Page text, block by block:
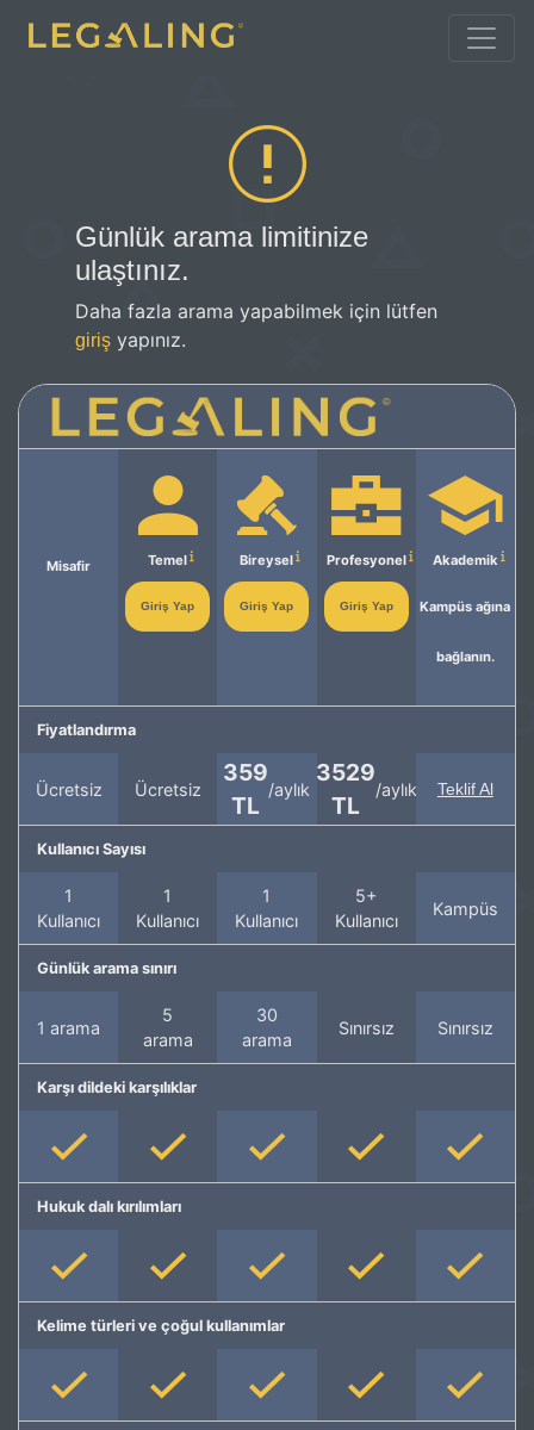
Günlük arama limitinize
ulaştınız.
Daha fazla arama yapabilmek için lütfen
giriş yapınız.
Misafir Temel
Giriş Yap
Bireysel
Giriş Yap
Profesyonel
Giriş Yap
Akademik
Kampüs ağına
bağlanın.
Fiyatlandırma
Ücretsiz Ücretsiz
359
TL
/aylık
3529
TL
/aylık Teklif Al
Kullanıcı Sayısı
1
Kullanıcı
1
Kullanıcı
1
Kullanıcı
5+
Kullanıcı
Kampüs
Günlük arama sınırı
1 arama
5
arama
30
arama
Sınırsız Sınırsız
Karşı dildeki karşılıklar
Hukuk dalı kırılımları
Kelime türleri ve çoğul kullanımlar